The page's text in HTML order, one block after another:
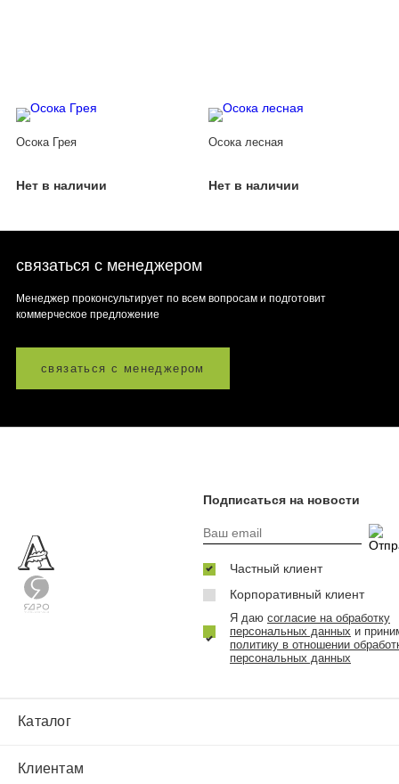
Осока Грея
Нет в наличии
Осока лесная
Нет в наличии
связаться с менеджером
Менеджер проконсультирует по всем вопросам и подготовит
коммерческое предложение
связаться с менеджером
Каталог
Клиентам
Подписаться на новости
Частный клиент
Корпоративный клиент
Я даю согласие на обработку
персональных данных и
политику в отношении
персональных данных